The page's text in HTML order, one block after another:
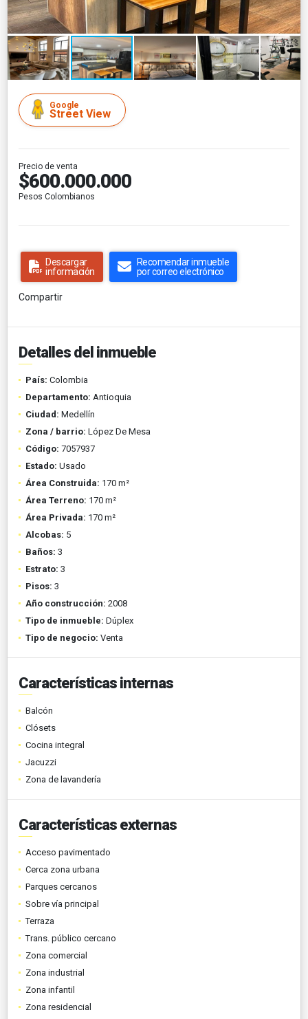
Google
Street View
Precio de venta
$600.000.000
Pesos Colombianos
Descargar
información
Recomendar inmueble
por correo electrónico
Compartir
Detalles del inmueble
País: Colombia
Departamento: Antioquia
Ciudad: Medellín
Zona / barrio: López De Mesa
Código: 7057937
Estado: Usado
Área Construida: 170 m²
Área Terreno: 170 m²
Área Privada: 170 m²
Alcobas: 5
Baños: 3
Estrato: 3
Pisos: 3
Año construcción: 2008
Tipo de inmueble: Dúplex
Tipo de negocio: Venta
Características internas
Balcón
Clósets
Cocina integral
Jacuzzi
Zona de lavandería
Características externas
Acceso pavimentado
Cerca zona urbana
Parques cercanos
Sobre vía principal
Terraza
Trans. público cercano
Zona comercial
Zona industrial
Zona infantil
Zona residencial